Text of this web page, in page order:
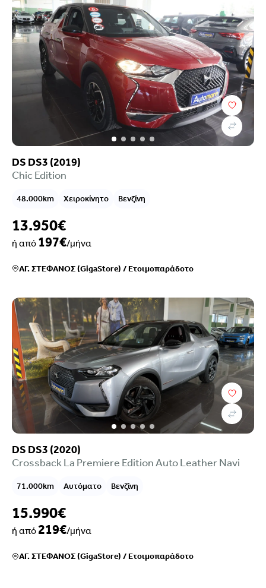
DS DS3 (2019)
Chic Edition
48.000km Χειροκίνητο Βενζίνη
13.950€
ή από 197€/μήνα
ΑΓ. ΣΤΕΦΑΝΟΣ (GigaStore) /Ετοιμοπαράδοτο
DS DS3 (2020)
Crossback La Premiere Edition Auto Leather Navi
71.000km Αυτόματο Βενζίνη
15.990€
ή από219€/μήνα
ΑΓ. ΣΤΕΦΑΝΟΣ (GigaStore) /Ετοιμοπαράδοτο